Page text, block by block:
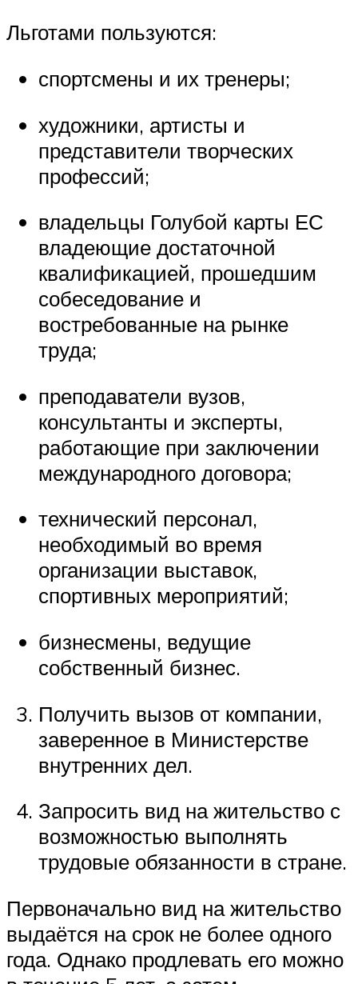
Льготами пользуются:
спортсмены и их тренеры;
художники, артисты и
представители творческих
профессий;
владельцы Голубой карты ЕС
владеющие достаточной
квалификацией, прошедшим
собеседование и
востребованные на рынке
труда;
преподаватели вузов,
консультанты и эксперты,
работающие при заключении
международного договора;
технический персонал,
необходимый во время
организации выставок,
спортивных мероприятий;
бизнесмены, ведущие
собственный бизнес.
Получить вызов от компании,
заверенное в Министерстве
внутренних дел.
Запросить вид на жительство с
возможностью выполнять
трудовые обязанности в стране.
Первоначально вид на жительство
выдаётся на срок не более одного
года. Однако продлевать его можно